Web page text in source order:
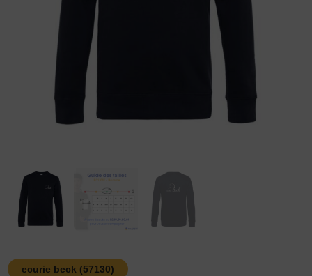
ecurie beck (57130)